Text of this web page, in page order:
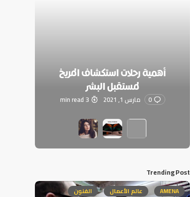
أهمية رحلات استكشاف المريخ
لمستقبل البشر
0 مارس 1, 2021 3 min read
Trending Post
AMENA عالم الأعمال الفنون